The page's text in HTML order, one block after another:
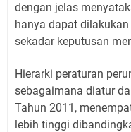
dengan jelas
hanya dapat
sekadar keputusan
Hierarki peraturan
sebagaimana diatur
Tahun 2011,
lebih tinggi